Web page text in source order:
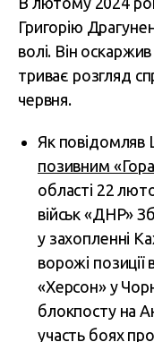
Григорію
волі. Він
триває розгляд
червня.
Як
позивним
області 22
військ «ДНР»
у захопленні
ворожі
«Херсон» у
блокпосту на
участь боях